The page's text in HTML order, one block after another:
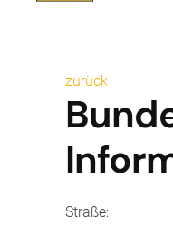
zurück
Straße: